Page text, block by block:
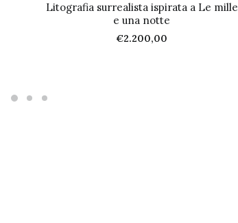
Litografia surrealista ispirata a Le mille
e una notte
€2.200,00